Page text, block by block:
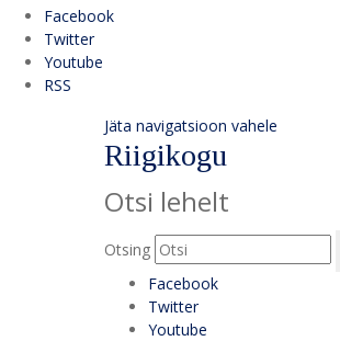
Facebook
Twitter
Youtube
RSS
Jäta navigatsioon vahele
Riigikogu
Otsi lehelt
Otsing
Facebook
Twitter
Youtube